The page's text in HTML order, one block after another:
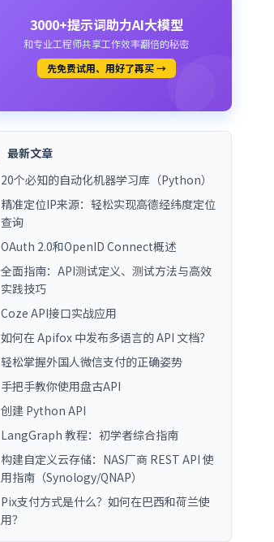
3000+提示词助力AI大模型
和专业工程师共享工作效率翻倍的秘密
先免费试用、用好了再买 →
最新文章
20个必知的自动化机器学习库（Python）
精准定位IP来源：轻松实现高德经纬度定位
查询
OAuth 2.0和OpenID Connect概述
全面指南：API测试定义、测试方法与高效
实践技巧
Coze API接口实战应用
如何在 Apifox 中发布多语言的 API 文档？
轻松掌握外国人微信支付的正确姿势
手把手教你使用盘古API
创建 Python API
LangGraph 教程：初学者综合指南
构建自定义云存储：NAS厂商 REST API 使
用指南（Synology/QNAP）
Pix支付方式是什么？如何在巴西和荷兰使
用？